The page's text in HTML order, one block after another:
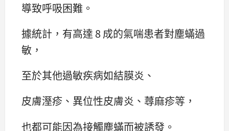
導致呼吸困難。
據統計，有高達 8 成的氣喘患者對塵蟎過
敏，
至於其他過敏疾病如結膜炎、
皮膚溼疹、異位性皮膚炎、蕁麻疹等，
也都可能因為接觸塵蟎而被誘發。